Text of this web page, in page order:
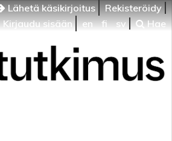
Lähetä käsikirjoitus
Rekisteröidy
Kirjaudu sisään
en fi sv Hae